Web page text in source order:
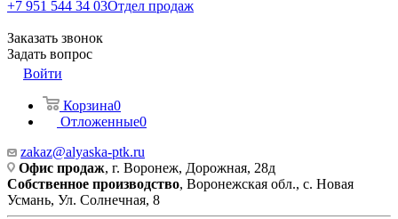
+7 951 544 34 03Отдел продаж
Заказать звонок
Задать вопрос
Войти
Корзина0
Отложенные0
zakaz@alyaska-ptk.ru
Офис продаж, г. Воронеж, Дорожная, 28д
Собственное производство, Воронежская обл., с. Новая
Усмань, Ул. Солнечная, 8